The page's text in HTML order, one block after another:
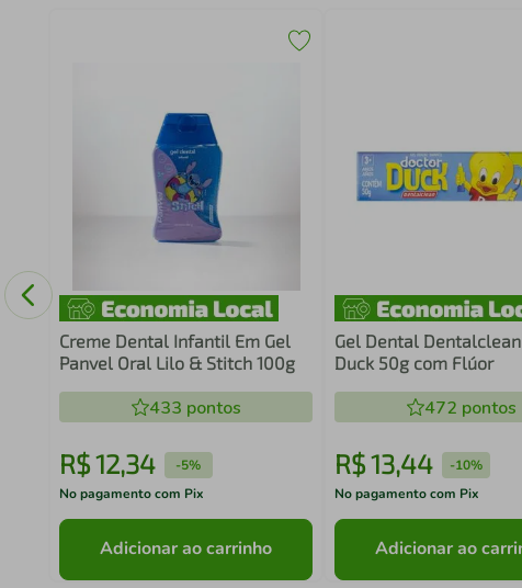
Creme Dental Infantil Em Gel
Panvel Oral Lilo & Stitch 100g
433 pontos
R$12,34 -5%
No pagamento com Pix
Adicionar ao carrinho
Gel Dental
Duck 50g com Flúor
472 pontos
R$13,44 -10%
No pagamento com Pix
Adicionar ao